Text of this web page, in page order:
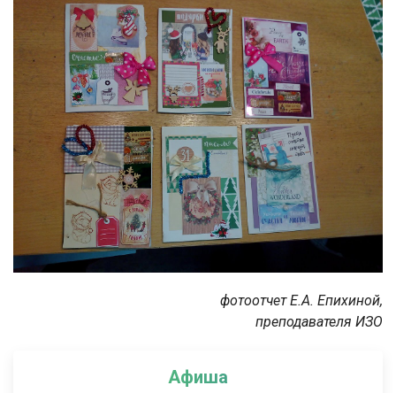
Афиша
фотоотчет Е.А. Епихиной,
преподавателя ИЗО